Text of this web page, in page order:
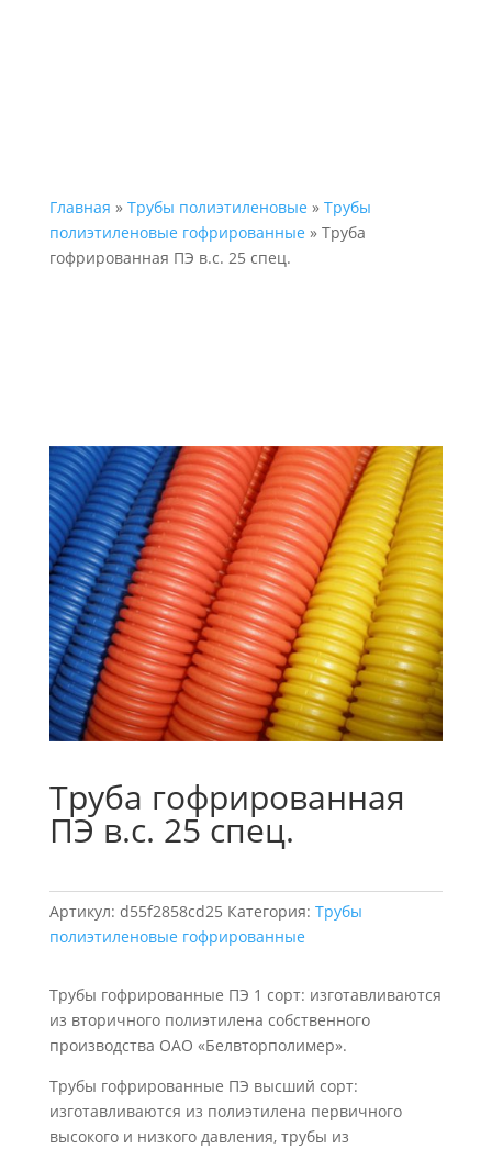
Главная » Трубы полиэтиленовые » Трубы
полиэтиленовые гофрированные » Труба
гофрированная ПЭ в.с. 25 спец.
Труба гофрированная
ПЭ в.с. 25 спец.
Артикул: d55f2858cd25 Категория: Трубы
полиэтиленовые гофрированные
Трубы гофрированные ПЭ 1 сорт: изготавливаются
из вторичного полиэтилена собственного
производства ОАО «Белвторполимер».
Трубы гофрированные ПЭ высший сорт:
изготавливаются из полиэтилена первичного
высокого и низкого давления, трубы из